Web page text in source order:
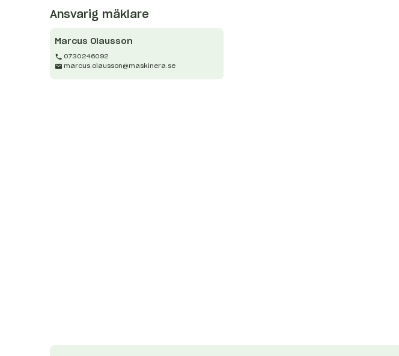
Ansvarig mäklare
Marcus Olausson
0730246092
marcus.olausson@maskinera.se